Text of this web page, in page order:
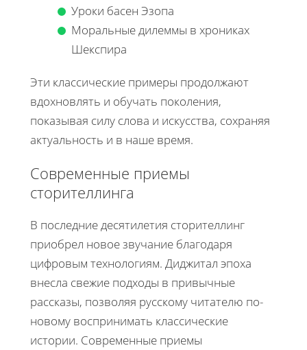
Уроки басен Эзопа
Моральные дилеммы в хрониках
Шекспира
Эти классические примеры продолжают
вдохновлять и обучать поколения,
показывая силу слова и искусства, сохраняя
актуальность и в наше время.
Современные приемы
сторителлинга
В последние десятилетия сторителлинг
приобрел новое звучание благодаря
цифровым технологиям. Диджитал эпоха
внесла свежие подходы в привычные
рассказы, позволяя русскому читателю по-
новому воспринимать классические
истории. Современные приемы